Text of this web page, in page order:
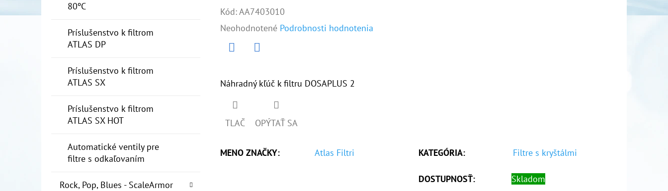
80ºC
Príslušenstvo k filtrom
ATLAS DP
Príslušenstvo k filtrom
ATLAS SX
Príslušenstvo k filtrom
ATLAS SX HOT
Automatické ventily pre
filtre s odkaľovaním
Rock, Pop, Blues - ScaleArmor
Kód:AA7403010
Priemerné
hodnotenie
Neohodnotené Podrobnosti hodnotenia
Náhradný kľúč k filtru DOSAPLUS 2
TLAČ OPÝTAŤ SA
MENO ZNAČKY: Atlas Filtri KATEGÓRIA: Filtre s kryštálmi
DOSTUPNOSŤ: Skladom